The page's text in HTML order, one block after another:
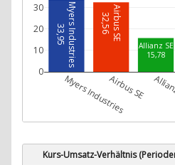
Myers Industries
33,95 Airbus SE
32,56
Allianz SE
15,78
Myers IndustriesAirbus SE
0
10
20
30
Kurs-Umsatz-Verhältnis